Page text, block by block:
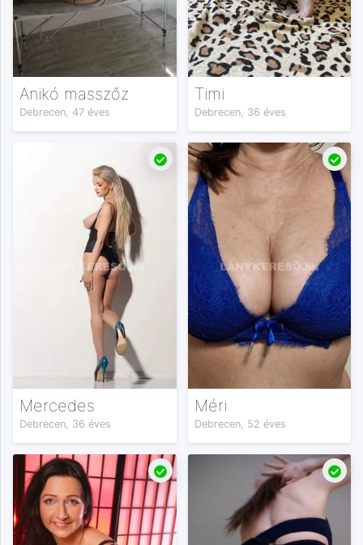
Anikó masszőz
Debrecen, 47 éves
Timi
Debrecen, 36 éves
Mercedes
Debrecen, 36 éves
Méri
Debrecen, 52 éves